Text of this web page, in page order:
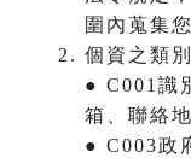
圍內蒐集
個資之類別
● C001識
箱、聯絡
● C003政